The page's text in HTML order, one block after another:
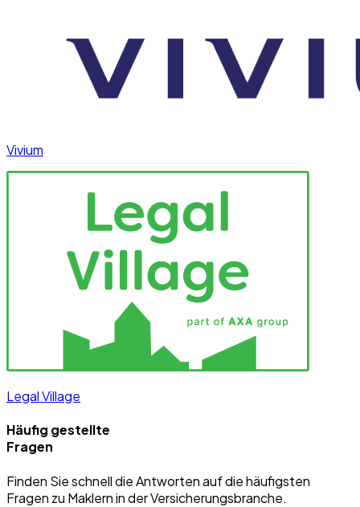
Vivium
Legal Village
Häufig gestellte
Fragen
Finden Sie schnell die Antworten auf die häufigsten
Fragen zu Maklern in der Versicherungsbranche.